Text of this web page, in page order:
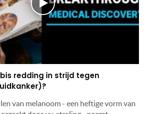
redding in strijd tegen
van melanoom - een heftige vorm van